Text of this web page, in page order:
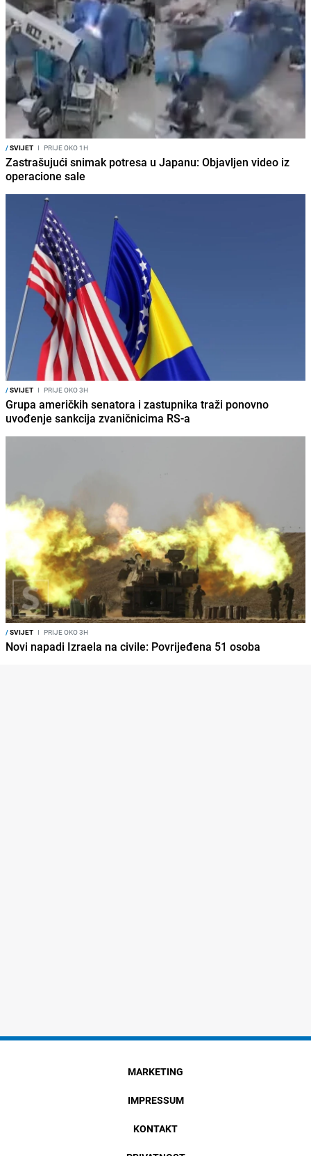
/SVIJET I PRIJE OKO 1H
Zastrašujući snimak potresa u Japanu: Objavljen video iz
operacione sale
/SVIJET I PRIJE OKO 3H
Grupa američkih senatora i zastupnika traži ponovno
uvođenje sankcija zvaničnicima RS-a
/SVIJET I PRIJE OKO 3H
Novi napadi Izraela na civile: Povrijeđena 51 osoba
MARKETING
IMPRESSUM
KONTAKT